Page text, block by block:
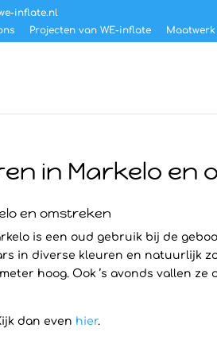
inflate.nl
Projecten van WE-inflate Maatwerk
in Markelo en
en omstreken
is een oud gebruik bij de
in diverse kleuren en natuurlijk
hoog. Ook ’s avonds vallen
dan even hier.